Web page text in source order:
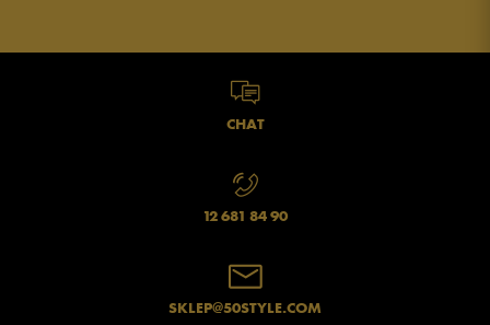
CHAT
12 681 84 90
SKLEP@50STYLE.COM